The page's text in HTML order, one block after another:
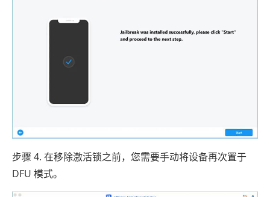
步骤 4. 在移除激活锁之前，您需要手动将设备再次置于
DFU 模式。